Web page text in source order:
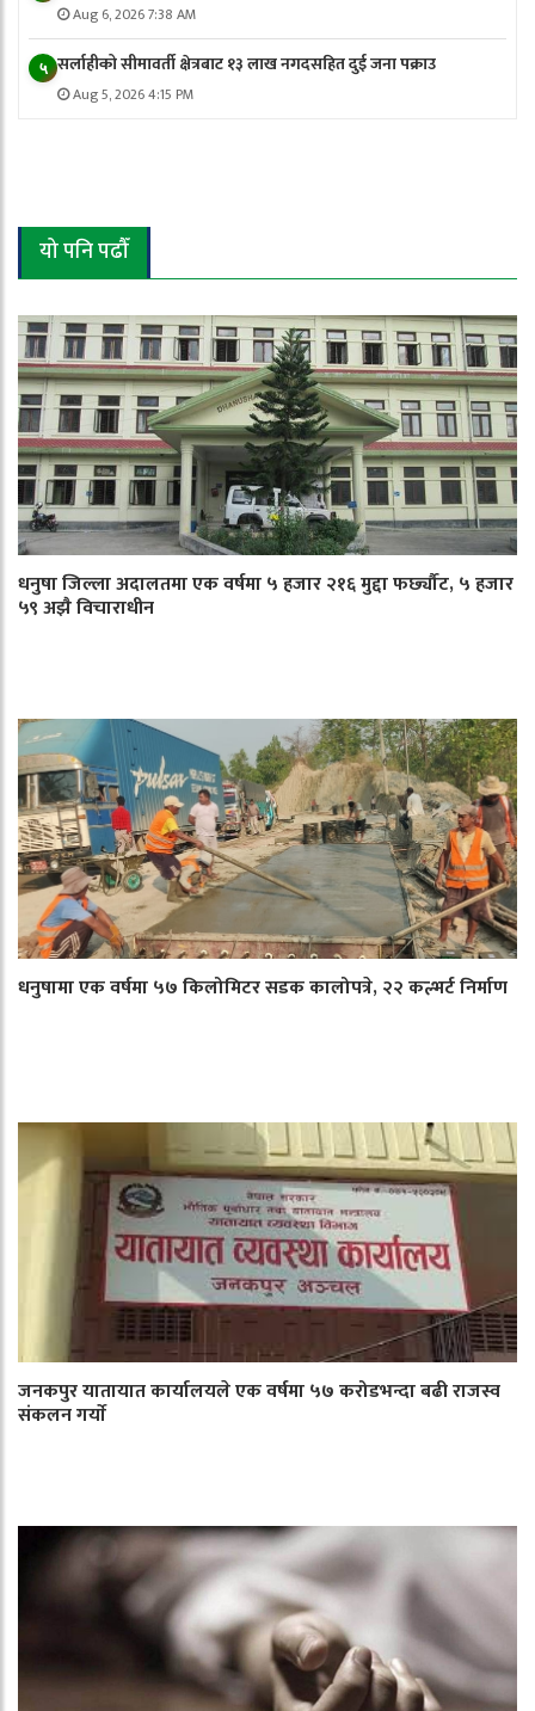
Aug 6, 2026 7:38 AM
५ सर्लाहीको सीमावर्ती क्षेत्रबाट १३ लाख नगदसहित दुई जना पक्राउ
Aug 5, 2026 4:15 PM
यो पनि पढौँ
धनुषा जिल्ला अदालतमा एक वर्षमा ५ हजार २१६ मुद्दा फर्छ्यौट, ५ हजार
५९ अझै विचाराधीन
धनुषामा एक वर्षमा ५७ किलोमिटर सडक कालोपत्रे, २२ कल्भर्ट निर्माण
जनकपुर यातायात कार्यालयले एक वर्षमा ५७ करोडभन्दा बढी राजस्व
संकलन गर्याे